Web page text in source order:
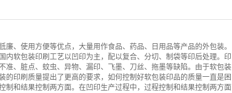
、使用方便等优点，大量用作食品、药品、日用品等产品的外包装。
软包装印刷工艺以凹印为主，配以复合、分切、制袋等印后处理。印
、脏点、蚊虫、异物、漏印、飞墨、刀丝、拖墨等缺陷。由于软包装
印刷质量提出了更高的要求，如何控制好软包装印品的质量一直是困
和结果控制两方面。在凹印生产过程中，过程控制和结果控制两方面